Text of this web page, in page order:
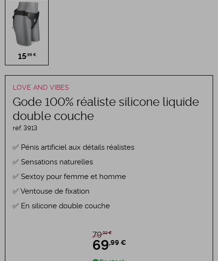
LOVE AND VIBES
Gode 100% réaliste silicone liquide
double couche
réf. 3913
Pénis artificiel aux détails réalistes
Sensations naturelles
Sextoy pour femme et homme
Ventouse de fixation
En silicone double couche
79,99 €
69,99 €
15,99 €